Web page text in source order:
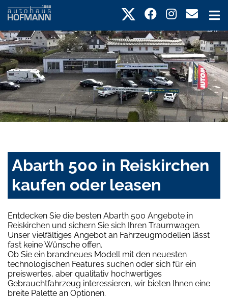
Abarth 500 in Reiskirchen
kaufen oder leasen
Entdecken Sie die besten Abarth 500 Angebote in
Reiskirchen und sichern Sie sich Ihren Traumwagen.
Unser vielfältiges Angebot an Fahrzeugmodellen lässt
fast keine Wünsche offen.
Ob Sie ein brandneues Modell mit den neuesten
technologischen Features suchen oder sich für ein
preiswertes, aber qualitativ hochwertiges
Gebrauchtfahrzeug interessieren, wir bieten Ihnen eine
breite Palette an Optionen.